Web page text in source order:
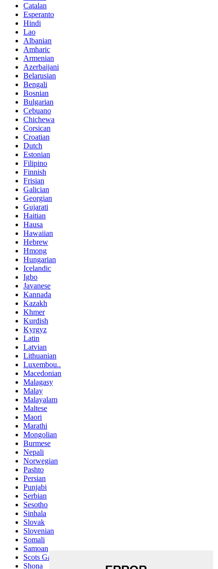
Catalan
Esperanto
Hindi
Lao
Albanian
Amharic
Armenian
Azerbaijani
Belarusian
Bengali
Bosnian
Bulgarian
Cebuano
Chichewa
Corsican
Croatian
Dutch
Estonian
Filipino
Finnish
Frisian
Galician
Georgian
Gujarati
Haitian
Hausa
Hawaiian
Hebrew
Hmong
Hungarian
Icelandic
Igbo
Javanese
Kannada
Kazakh
Khmer
Kurdish
Kyrgyz
Latin
Latvian
Lithuanian
Luxembou..
Macedonian
Malagasy
Malay
Malayalam
Maltese
Maori
Marathi
Mongolian
Burmese
Nepali
Norwegian
Pashto
Persian
Punjabi
Serbian
Sesotho
Sinhala
Slovak
Slovenian
Somali
Samoan
Scots Gaelic
Shona